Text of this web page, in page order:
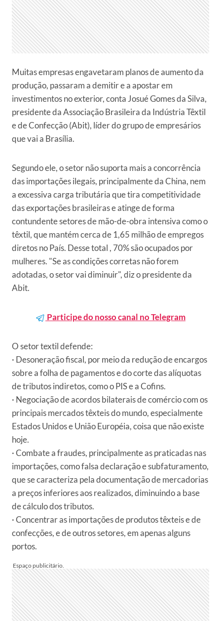
Muitas empresas engavetaram planos de aumento da
produção, passaram a demitir e a apostar em
investimentos no exterior, conta Josué Gomes da Silva,
presidente da Associação Brasileira da Indústria Têxtil
e de Confecção (Abit), líder do grupo de empresários
que vai a Brasília.
Segundo ele, o setor não suporta mais a concorrência
das importações ilegais, principalmente da China, nem
a excessiva carga tributária que tira competitividade
das exportações brasileiras e atinge de forma
contundente setores de mão-de-obra intensiva como o
têxtil, que mantém cerca de 1,65 milhão de empregos
diretos no País. Desse total , 70% são ocupados por
mulheres. "Se as condições corretas não forem
adotadas, o setor vai diminuir", diz o presidente da
Abit.
Participe do nosso canal no Telegram
O setor textil defende:
· Desoneração fiscal, por meio da redução de encargos
sobre a folha de pagamentos e do corte das alíquotas
de tributos indiretos, como o PIS e a Cofins.
· Negociação de acordos bilaterais de comércio com os
principais mercados têxteis do mundo, especialmente
Estados Unidos e União Européia, coisa que não existe
hoje.
· Combate a fraudes, principalmente as praticadas nas
importações, como falsa declaração e subfaturamento,
que se caracteriza pela documentação de mercadorias
a preços inferiores aos realizados, diminuindo a base
de cálculo dos tributos.
· Concentrar as importações de produtos têxteis e de
confecções, e de outros setores, em apenas alguns
portos.